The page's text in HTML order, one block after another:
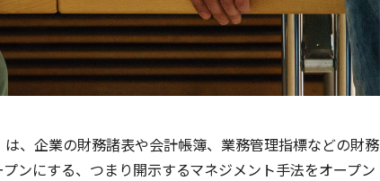
、企業の財務諸表や会計帳簿、業務管理指標などの財務
ンにする、つまり開示するマネジメント手法をオープン